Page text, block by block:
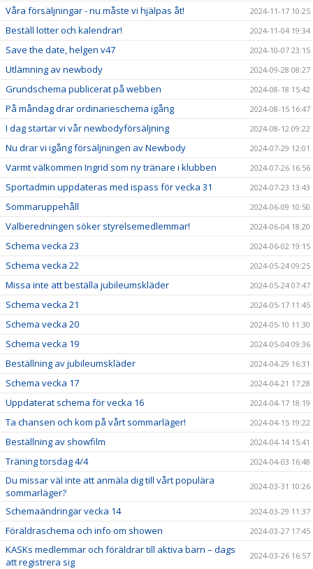
Våra försäljningar - nu måste vi hjälpas åt! 2024-11-17 10:25
Beställ lotter och kalendrar! 2024-11-04 19:34
Save the date, helgen v47 2024-10-07 23:15
Utlämning av newbody 2024-09-28 08:27
Grundschema publicerat på webben 2024-08-18 15:42
På måndag drar ordinarieschema igång 2024-08-15 16:47
I dag startar vi vår newbodyförsäljning 2024-08-12 09:22
Nu drar vi igång försäljningen av Newbody 2024-07-29 12:01
Varmt välkommen Ingrid som ny tränare i klubben 2024-07-26 16:56
Sportadmin uppdateras med ispass för vecka 31 2024-07-23 13:43
Sommaruppehåll 2024-06-09 10:50
Valberedningen söker styrelsemedlemmar! 2024-06-04 18:20
Schema vecka 23 2024-06-02 19:15
Schema vecka 22 2024-05-24 09:25
Missa inte att beställa jubileumskläder 2024-05-24 07:47
Schema vecka 21 2024-05-17 11:45
Schema vecka 20 2024-05-10 11:30
Schema vecka 19 2024-05-04 09:36
Beställning av jubileumskläder 2024-04-29 16:31
Schema vecka 17 2024-04-21 17:28
Uppdaterat schema för vecka 16 2024-04-17 18:19
Ta chansen och kom på vårt sommarläger! 2024-04-15 19:22
Beställning av showfilm 2024-04-14 15:41
Träning torsdag 4/4 2024-04-03 16:48
Du missar väl inte att anmäla dig till vårt populära
sommarläger?
2024-03-31 10:26
Schemaändringar vecka 14 2024-03-29 11:37
Föräldraschema och info om showen 2024-03-27 17:45
KASKs medlemmar och föräldrar till aktiva barn – dags
att registrera sig
2024-03-26 16:57